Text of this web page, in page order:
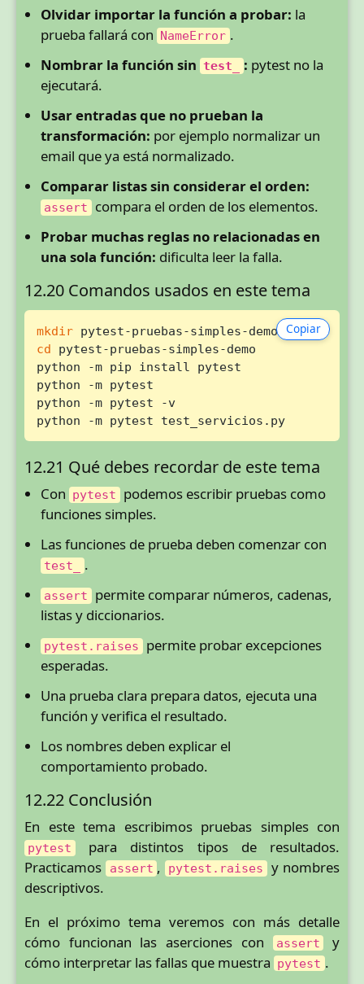
Olvidar importar la función a probar: la
prueba fallará con NameError .
Nombrar la función sin test_ : pytest no la
ejecutará.
Usar entradas que no prueban la
transformación: por ejemplo normalizar un
email que ya está normalizado.
Comparar listas sin considerar el orden:
assert compara el orden de los elementos.
Probar muchas reglas no relacionadas en
una sola función: dificulta leer la falla.
12.20 Comandos usados en este tema
Copiar
mkdir
pytest-pruebas-simples-demo
cd pytest-pruebas-simples-demo
python -m pip install pytest
python -m pytest
python -m pytest -v
python -m pytest test_servicios.py
12.21 Qué debes recordar de este tema
Con pytest podemos escribir pruebas como
funciones simples.
Las funciones de prueba deben comenzar con
test_ .
assert permite comparar números, cadenas,
listas y diccionarios.
pytest.raises permite probar excepciones
esperadas.
Una prueba clara prepara datos, ejecuta una
función y verifica el resultado.
Los nombres deben explicar el
comportamiento probado.
12.22 Conclusión
En este tema escribimos pruebas simples con
pytest para distintos tipos de resultados.
Practicamos assert , pytest.raises y nombres
descriptivos.
En el próximo tema veremos con más detalle
cómo funcionan las aserciones con
assert
y
cómo interpretar las fallas que muestra pytest .